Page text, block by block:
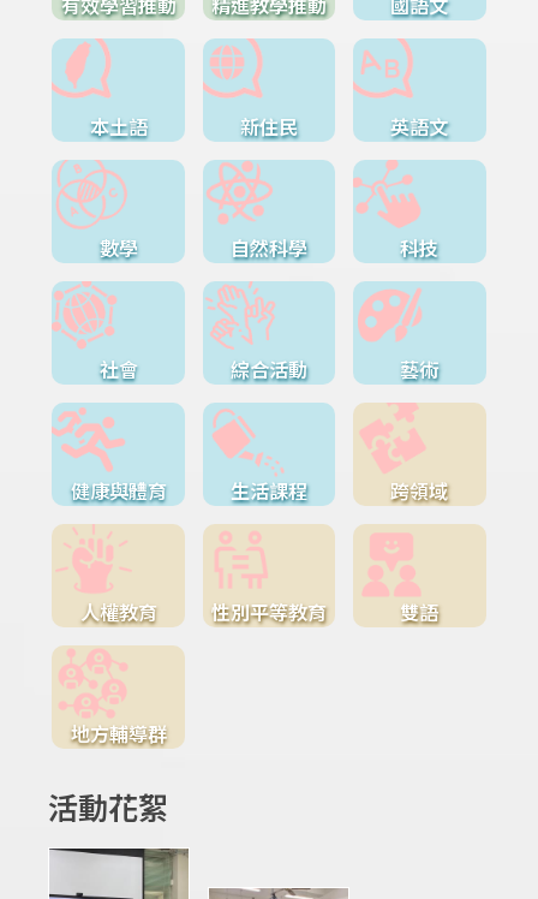
本土語 新住民 英語文
數學 自然科學 科技
社會 綜合活動 藝術
健康與體育 生活課程 跨領域
人權教育 性別平等教育 雙語
地方輔導群
活動花絮